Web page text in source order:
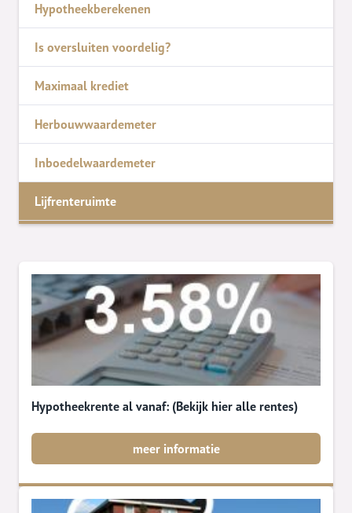
Hypotheekberekenen
Is oversluiten voordelig?
Maximaal krediet
Herbouwwaardemeter
Inboedelwaardemeter
Lijfrenteruimte
Hypotheekrente al vanaf: (Bekijk hier alle rentes)
meer informatie